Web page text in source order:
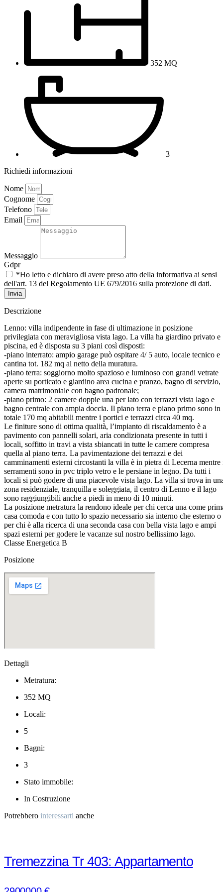
352 MQ
3
Richiedi informazioni
Nome
Cognome
Telefono
Email
Messaggio
Gdpr
*Ho letto e dichiaro di avere preso atto della informativa ai sensi
dell'art. 13 del Regolamento UE 679/2016 sulla protezione di dati.
Invia
Descrizione
Lenno: villa indipendente in fase di ultimazione in posizione
privilegiata con meravigliosa vista lago. La villa ha giardino privato e
piscina, ed è disposta su 3 piani così disposti:
-piano interrato: ampio garage può ospitare 4/ 5 auto, locale tecnico e
cantina tot. 182 mq al netto della muratura.
-piano terra: soggiorno molto spazioso e luminoso con grandi vetrate
aperte su porticato e giardino area cucina e pranzo, bagno di servizio,
camera matrimoniale con bagno padronale;
-piano primo: 2 camere doppie una per lato con terrazzi vista lago e
bagno centrale con ampia doccia. Il piano terra e piano primo sono in
totale 170 mq abitabili mentre i portici e terrazzi circa 40 mq.
Le finiture sono di ottima qualità, l’impianto di riscaldamento è a
pavimento con pannelli solari, aria condizionata presente in tutti i
locali, soffitto in travi a vista sbiancati in tutte le camere compresa
quella al piano terra. La pavimentazione dei terrazzi e dei
camminamenti esterni circostanti la villa è in pietra di Lecerna mentre
serramenti sono in pvc triplo vetro e le persiane in legno. Da tutti i
locali si può godere di una piacevole vista lago. La villa si trova in
zona residenziale, tranquilla e soleggiata, il centro di Lenno e il lago
sono raggiungibili anche a piedi in meno di 10 minuti.
La posizione metratura la rendono ideale per chi cerca una come
casa comoda e con tutto lo spazio necessario sia interno che esterno o
per chi è alla ricerca di una seconda casa con bella vista lago e ampi
spazi esterni per godere le vacanze sul nostro bellissimo lago.
Classe Energetica B
Posizione
Dettagli
Metratura:
352 MQ
Locali:
5
Bagni:
3
Stato immobile:
In Costruzione
Potrebbero interessarti anche
Tremezzina Tr 403: Appartamento